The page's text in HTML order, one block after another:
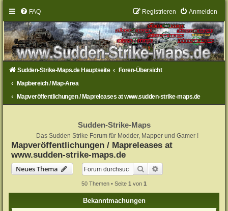
FAQ Anmelden
Registrieren
Sudden-Strike-Maps.de Hauptseite
Foren-Übersicht
Mapbereich / Map-Area
Mapveröffentlichungen / Mapreleases at www.sudden-strike-maps.de
Sudden-Strike-Maps
Das Sudden Strike Forum für Modder, Mapper und Gamer !
Mapveröffentlichungen / Mapreleases at
www.sudden-strike-maps.de
Neues Thema
Suche
50 Themen • Seite 1 von 1
Bekanntmachungen